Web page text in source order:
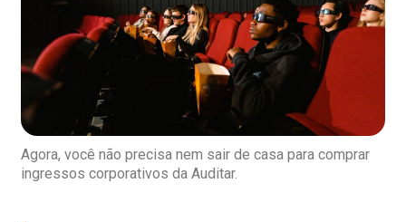
Agora, você não precisa nem sair de casa para comprar
ingressos corporativos da Auditar.